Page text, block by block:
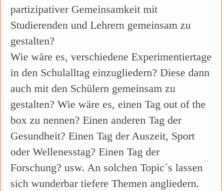
partizipativer Gemeinsamkeit mit
Studierenden und Lehrern gemeinsam zu
gestalten?
Wie wäre es, verschiedene Experimentiertage
in den Schulalltag einzugliedern? Diese dann
auch mit den Schülern gemeinsam zu
gestalten? Wie wäre es, einen Tag out of the
box zu nennen? Einen anderen Tag der
Gesundheit? Einen Tag der Auszeit, Sport
oder Wellenesstag? Einen Tag der
Forschung? usw. An solchen Topic´s lassen
sich wunderbar tiefere Themen angliedern.